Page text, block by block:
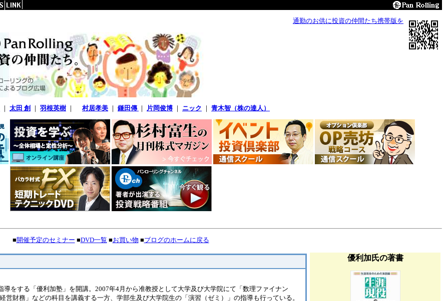
通勤のお供に投資の仲間たち携帯版を
｜ 太田 創 ｜ 羽根英樹 ｜ 村居孝美 ｜ 鎌田傳 ｜ 片岡俊博 ｜ ニック ｜ 青木智（株の達人）
■開催予定のセミナー ■DVD一覧 ■お買い物 ■ブログのホームに戻る
をする「優利加塾」を開講。2007年4月から准教授として大学及び大学院にて「数理ファイナン
営財務」などの科目を講義する一方、学部生及び大学院生の「演習（ゼミ）」の指導も行っている。
優利加氏の著書